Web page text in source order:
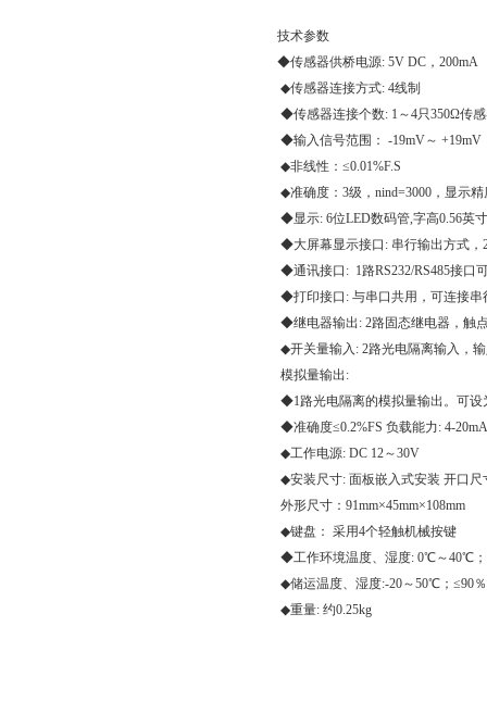
技术参数
◆传感器供桥电源: 5V DC，200mA
◆传感器连接方式: 4线制
◆传感器连接个数: 1～4只350Ω传
◆输入信号范围： -19mV～ +19mV
◆非线性：≤0.01%F.S
◆准确度：3级，nind=3000，显示精
◆显示: 6位LED数码管,字高0.56英
◆大屏幕显示接口: 串行输出方式，
◆通讯接口: 1路RS232/RS485接口
◆打印接口: 与串口共用，可连接串
◆继电器输出: 2路固态继电器，触
◆开关量输入: 2路光电隔离输入，
模拟量输出:
◆1路光电隔离的模拟量输出。可设
◆准确度≤0.2%FS 负载能力: 4-
◆工作电源: DC 12～30V
◆安装尺寸: 面板嵌入式安装 开口尺
外形尺寸：91mm×45mm×108mm
◆键盘： 采用4个轻触机械按键
◆工作环境温度、湿度: 0℃～40℃；
◆储运温度、湿度:-20～50℃；≤90
◆重量: 约0.25kg